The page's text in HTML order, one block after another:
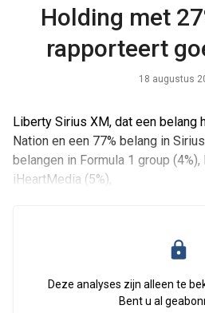
Holding met
rapporteert
18 augustus
Liberty Sirius XM, dat een belang
Nation en een 77% belang in
belangen in Formula 1 group
iHeartMedia (5%),
Deze analyses zijn alleen te
Bent u al